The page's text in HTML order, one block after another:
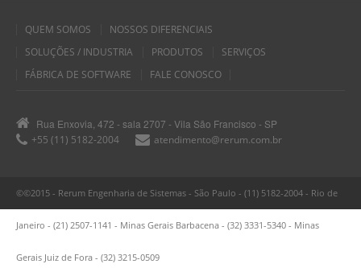
QUEM SOMOS
NOSSOS DIFERENCIAIS
SOLUÇÕES / INDUSTRIA
PRODUTOS
SERVIÇOS
FÁBRICA DE SOFTWARE
FALE CONOSCO
Rua Enxovia, 472 - sala 2707 - Vila São Francisco - SP
+55 (11) 5182-2004
atendimento@rerum.com.br
©©2015 - Rerum Engenharia de Sistemas - São Paulo - (11) 5182-2004 - Rio de
Janeiro - (21) 2507-1141 - Minas Gerais Barbacena - (32) 3331-5340 - Minas
Gerais Juiz de Fora - (32) 3215-0509